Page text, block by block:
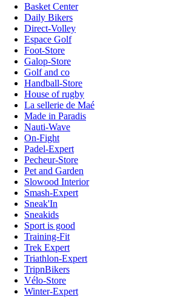
Basket Center
Daily Bikers
Direct-Volley
Espace Golf
Foot-Store
Galop-Store
Golf and co
Handball-Store
House of rugby
La sellerie de Maé
Made in Paradis
Nauti-Wave
On-Fight
Padel-Expert
Pecheur-Store
Pet and Garden
Slowood Interior
Smash-Expert
Sneak'In
Sneakids
Sport is good
Training-Fit
Trek Expert
Triathlon-Expert
TripnBikers
Vélo-Store
Winter-Expert